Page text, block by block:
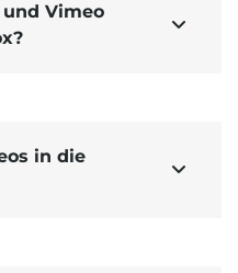
und Vimeo

Modulverbauen.
in die
